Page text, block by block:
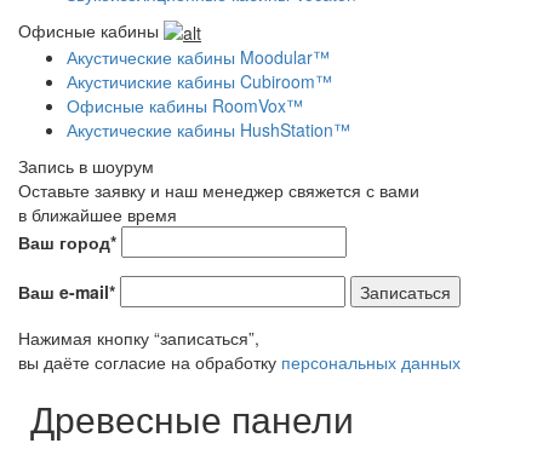
Офисные кабины
Акустические кабины Moodular™
Акустичиские кабины Cubiroom™
Офисные кабины RoomVox™
Акустические кабины HushStation™
Запись в шоурум
Оставьте заявку и наш менеджер свяжется с вами
в ближайшее время
Ваш город*
Ваш e-mail*
Записаться
Нажимая кнопку “записаться”,
вы даёте согласие на обработку персональных данных
Древесные панели